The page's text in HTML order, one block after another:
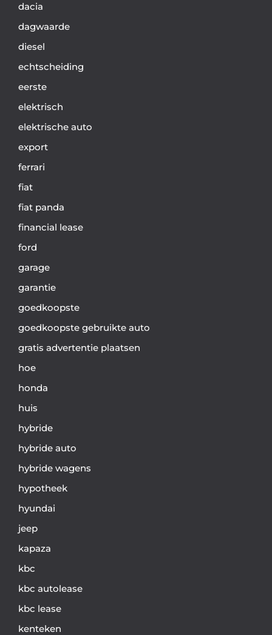
dacia
dagwaarde
diesel
echtscheiding
eerste
elektrisch
elektrische auto
export
ferrari
fiat
fiat panda
financial lease
ford
garage
garantie
goedkoopste
goedkoopste gebruikte auto
gratis advertentie plaatsen
hoe
honda
huis
hybride
hybride auto
hybride wagens
hypotheek
hyundai
jeep
kapaza
kbc
kbc autolease
kbc lease
kenteken